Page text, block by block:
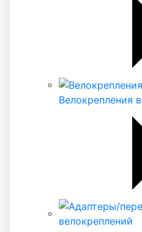
Велокрепления